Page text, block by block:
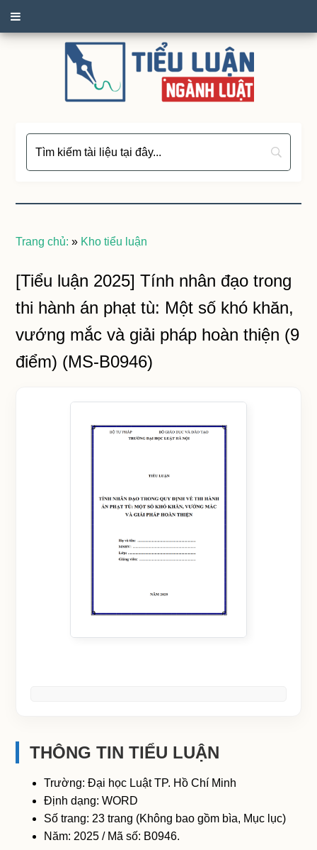
Trang chủ: » Kho tiểu luận
[Tiểu luận 2025] Tính nhân đạo trong
thi hành án phạt tù: Một số khó khăn,
vướng mắc và giải pháp hoàn thiện (9
điểm) (MS-B0946)
THÔNG TIN TIỂU LUẬN
Trường: Đại học Luật TP. Hồ Chí Minh
Định dạng: WORD
Số trang: 23 trang (Không bao gồm bìa, Mục lục)
Năm: 2025 / Mã số: B0946.